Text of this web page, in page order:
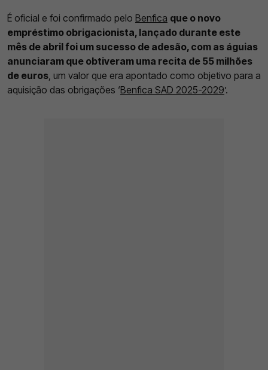
É oficial e foi confirmado pelo Benfica que o novo
empréstimo obrigacionista, lançado durante este
mês de abril foi um sucesso de adesão, com as águias
anunciaram que obtiveram uma recita de 55 milhões
de euros, um valor que era apontado como objetivo para a
aquisição das obrigações ‘Benfica SAD 2025-2029’.